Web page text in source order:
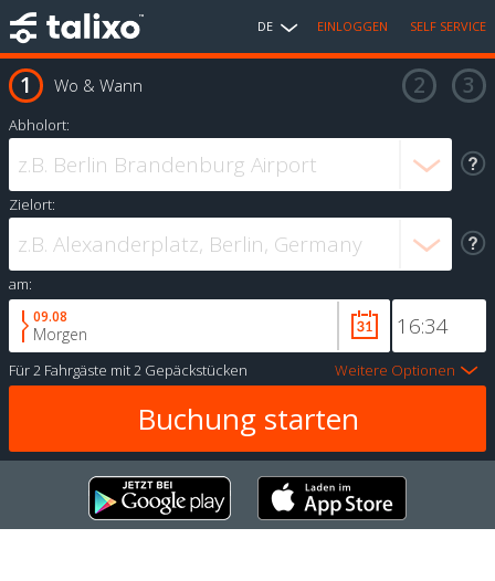
DE EINLOGGEN SELF SERVICE
Wo & Wann
Abholort:
Zielort:
am:
09.08
Morgen
Für2 Fahrgäste mit2 Gepäckstücken Weitere Optionen